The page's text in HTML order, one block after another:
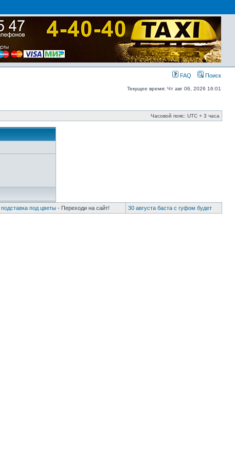
FAQ Поиск
Текущее время: Чт авг 06, 2026 16:01
Часовой пояс: UTC + 3 часа
подставка под цветы - Переходи на сайт! 30 августа баста с гуфом будет